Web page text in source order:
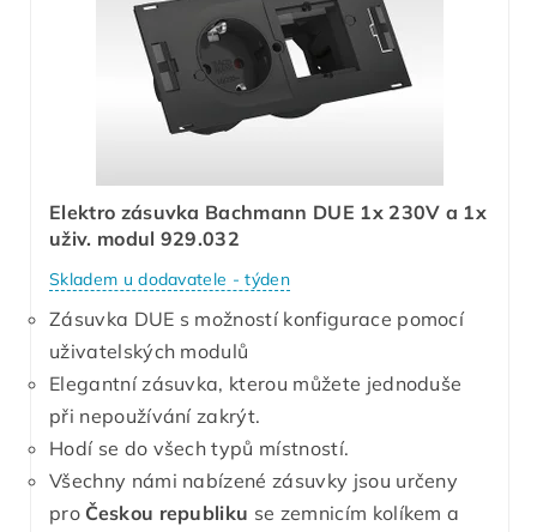
Elektro zásuvka Bachmann DUE 1x 230V a 1x
uživ. modul 929.032
Skladem u dodavatele - týden
Zásuvka DUE s možností konfigurace pomocí
uživatelských modulů
Elegantní zásuvka, kterou můžete jednoduše
při nepoužívání zakrýt.
Hodí se do všech typů místností.
Všechny námi nabízené zásuvky jsou určeny
pro Českou republiku se zemnicím kolíkem a